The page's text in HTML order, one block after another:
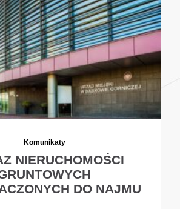
Komunikaty
NIERUCHOMOŚCI
DO NAJMU